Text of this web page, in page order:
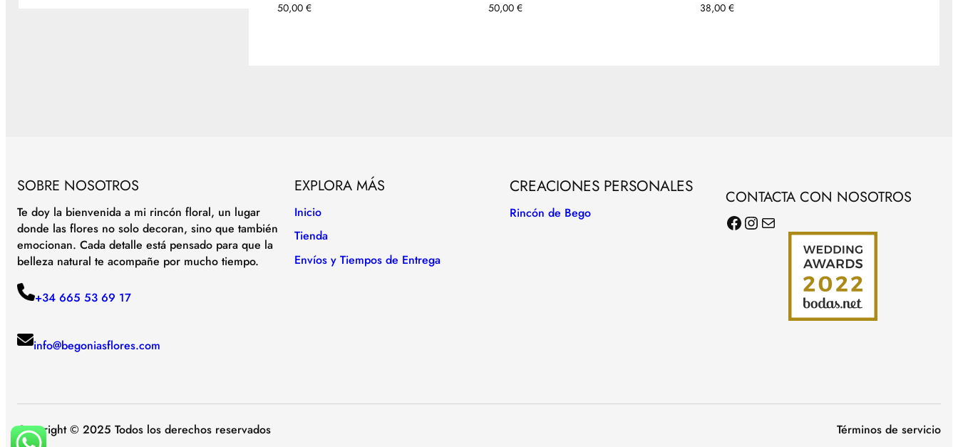
50,00 € 50,00€ 38,00 €
SOBRE NOSOTROS
Te doy la bienvenida a mi rincón floral, un lugar
donde las flores no solo decoran, sino que también
emocionan. Cada detalle está pensado para que la
belleza natural te acompañe por mucho tiempo.
+34 665 53 69 17
info@begoniasflores.com
EXPLORA MÁS
Inicio
Tienda
Envíos y Tiempos de Entrega
CREACIONES PERSONALES
Rincón de Bego
CONTACTA CON NOSOTROS
Facebook Instagram Correo electrónico
Copyright © 2025 Todos los derechos reservados Términos de servicio